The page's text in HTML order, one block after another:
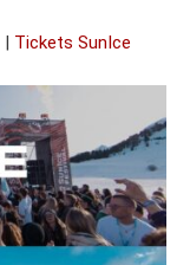
| Tickets SunIce